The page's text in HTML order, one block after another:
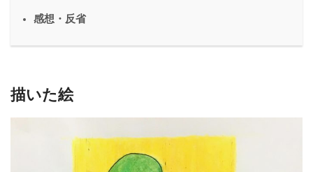
感想・反省
描いた絵